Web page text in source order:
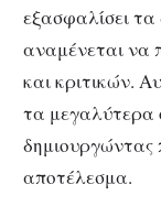
εξασφαλίσει τα
αναμένεται να
και κριτικών.
τα μεγαλύτερα
δημιουργώντας
αποτέλεσμα.